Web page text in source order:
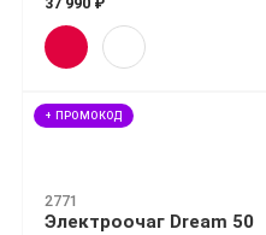
+ ПРОМОКОД
2771
Электроочаг Dream 50